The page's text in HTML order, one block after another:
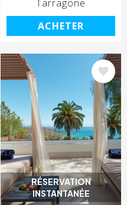
Tarragone
ACHETER
RÉSERVATION
INSTANTANÉE
Image